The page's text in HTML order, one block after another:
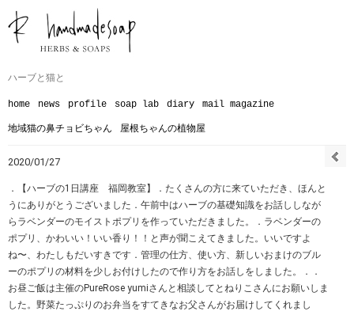
ハーブと猫と
home news profile soap lab diary mail magazine
地域猫の鼻チョビちゃん 屋根ちゃんの植物屋
2020/01/27
．【ハーブの1日講座 福岡教室】．たくさんの方に来ていただき、ほんと
うにありがとうございました︎．午前中はハーブの基礎知識をお話ししなが
らラベンダーのモイストポプリを作っていただきました。．ラベンダーの
ポプリ、かわいい！いい香り！！と声が聞こえてきました。いいですよ
ね〜、わたしもだいすきです︎．管理の仕方、使い方、新しいおまけのブル
ーのポプリの材料を少しお付けしたので作り方をお話しをしました。．．
お昼ご飯は主催のPureRose yumiさんと相談してとねりこさんにお願いしま
した。野菜たっぷりのお弁当をすてきなお父さんがお届けしてくれまし